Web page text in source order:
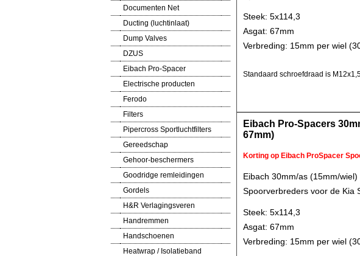
Documenten Net
Ducting (luchtinlaat)
Dump Valves
DZUS
Eibach Pro-Spacer
Electrische producten
Ferodo
Filters
Pipercross Sportluchtfilters
Gereedschap
Gehoor-beschermers
Goodridge remleidingen
Gordels
H&R Verlagingsveren
Handremmen
Handschoenen
Heatwrap / Isolatieband
Steek: 5x114,3
Asgat: 67mm
Verbreding: 15mm per wiel
Standaard schroefdraad is
Eibach Pro-Spacers
67mm)
Korting op Eibach ProSpacer
Eibach 30mm/as (15mm/
Spoorverbreders voor de Kia
Steek: 5x114,3
Asgat: 67mm
Verbreding: 15mm per wiel